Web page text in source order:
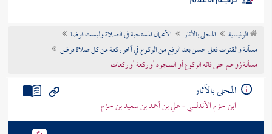
موضوعي
تراجم الأعلام
الرئيسية المحلى بالآثار
الأعمال المستحبة في الصلاة وليست فرضا
مسألة والقنوت فعل حسن بعد الرفع من الركوع في آخر ركعة من كل صلاة فرض
مسألة زوحم حتى فاته الركوع أو السجود أو ركعة أو ركعات
المحلى بالآثار
ابن حزم الأندلسي - علي بن أحمد بن سعيد بن حزم